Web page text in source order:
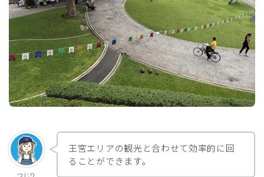
つじり
王宮エリアの観光と合わせて効率的に回
ることができます。